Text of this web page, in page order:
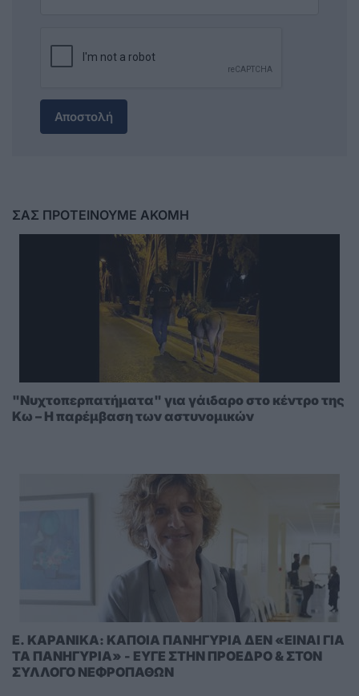
Αποστολή
ΣΑΣ ΠΡΟΤΕΙΝΟΥΜΕ ΑΚΟΜΗ
"Νυχτοπερπατήματα" για γάιδαρο στο κέντρο της
Κω – Η παρέμβαση των αστυνομικών
E. KAΡΑΝΙΚΑ: ΚΑΠΟΙΑ ΠΑΝΗΓΥΡΙΑ ΔΕΝ «ΕΙΝΑΙ ΓΙΑ
ΤΑ ΠΑΝΗΓΥΡΙΑ» - ΕΥΓΕ ΣΤΗΝ ΠΡΟΕΔΡΟ & ΣΤΟΝ
ΣΥΛΛΟΓΟ ΝΕΦΡΟΠΑΘΩΝ